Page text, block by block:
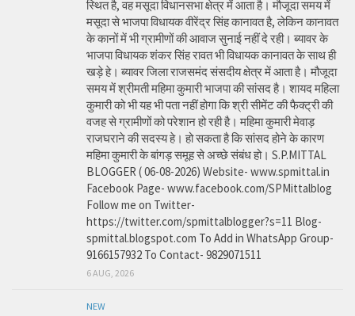
स्थित है, वह मसूदा विधानसभा क्षेत्र में आता है। मौजूदा समय में
मसूदा से भाजपा विधायक वीरेंद्र सिंह कानावत है, लेकिन कानावत
के कानों में भी ग्रामीणों की आवाज सुनाई नहीं दे रही। ब्यावर के
भाजपा विधायक शंकर सिंह रावत भी विधायक कानावत के साथ ही
खड़े हे। ब्यावर जिला राजसमंद संसदीय क्षेत्र में आता है। मौजूदा
समय में श्रीमती महिमा कुमारी भाजपा की सांसद है। शायद महिला
कुमारी को भी यह भी पता नहीं होगा कि श्री सीमेंट की फैक्ट्री की
वजह से ग्रामीणों को परेशान हो रही है। महिमा कुमारी मेवाड़
राजघराने की सदस्य हे। हो सकता है कि सांसद होने के कारण
महिमा कुमारी के बांगड़ समूह से अच्छे संबंध हो। S.P.MITTAL
BLOGGER ( 06-08-2026) Website- www.spmittal.in
Facebook Page- www.facebook.com/SPMittalblog
Follow me on Twitter-
https://twitter.com/spmittalblogger?s=11 Blog-
spmittal.blogspot.com To Add in WhatsApp Group-
9166157932 To Contact- 9829071511
6 AUG, 2026
NEW